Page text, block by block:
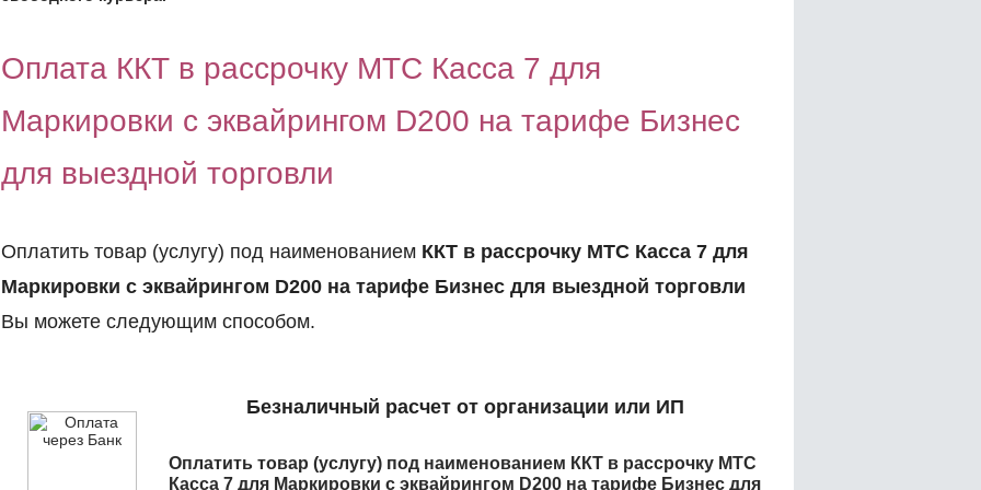
Оплата ККТ в рассрочку МТС Касса 7 для
Маркировки с эквайрингом D200 на тарифе Бизнес
для выездной торговли
Оплатить товар (услугу) под наименованием ККТ в рассрочку МТС Касса 7 для
Маркировки с эквайрингом D200 на тарифе Бизнес для выездной торговли
Вы можете следующим способом.
Безналичный расчет от организации или ИП
Оплатить товар (услугу) под наименованием ККТ в рассрочку МТС
Касса 7 для Маркировки с эквайрингом D200 на тарифе Бизнес для